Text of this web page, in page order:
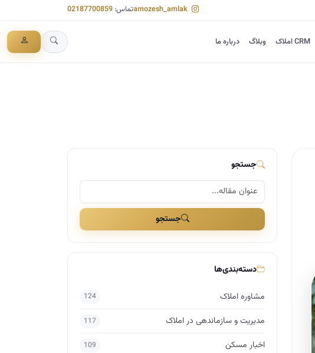
تماس: 02187700859
CRM املاک وبلاگ درباره ما
جستجو
جستجو
دسته‌بندی‌ها
مشاوره املاک 124
مدیریت و سازماندهی در املاک 117
اخبار مسکن 109